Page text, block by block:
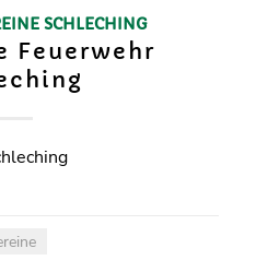
SCHLECHING
Feuerwehr